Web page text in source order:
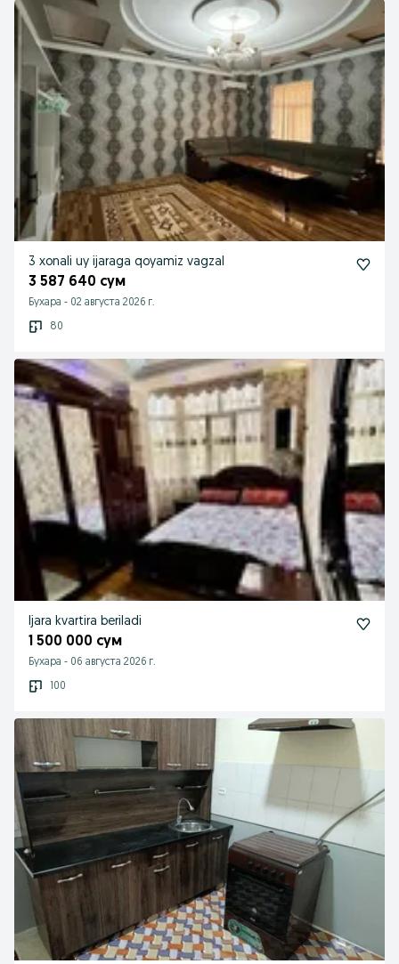
3 xonali uy ijaraga qoyamiz vagzal
3 587 640 сум
Бухара - 02 августа 2026 г.
80
Ijara kvartira beriladi
1 500 000 сум
Бухара - 06 августа 2026 г.
100